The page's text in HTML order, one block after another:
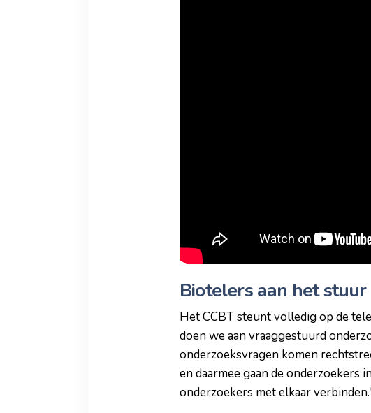
Biotelers aan het stuur
Het CCBT steunt volledig op de
doen we aan vraaggestuurd
onderzoeksvragen komen
en daarmee gaan de onderzoekers
onderzoekers met elkaar